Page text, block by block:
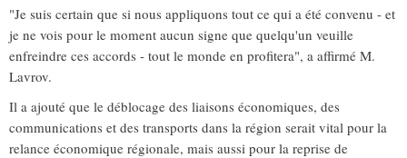
"Je suis certain que si nous appliquons tout ce qui a été convenu - et
je ne vois pour le moment aucun signe que quelqu'un veuille
enfreindre ces accords - tout le monde en profitera", a affirmé M.
Lavrov.
Il a ajouté que le déblocage des liaisons économiques, des
communications et des transports dans la région serait vital pour la
relance économique régionale, mais aussi pour la reprise de